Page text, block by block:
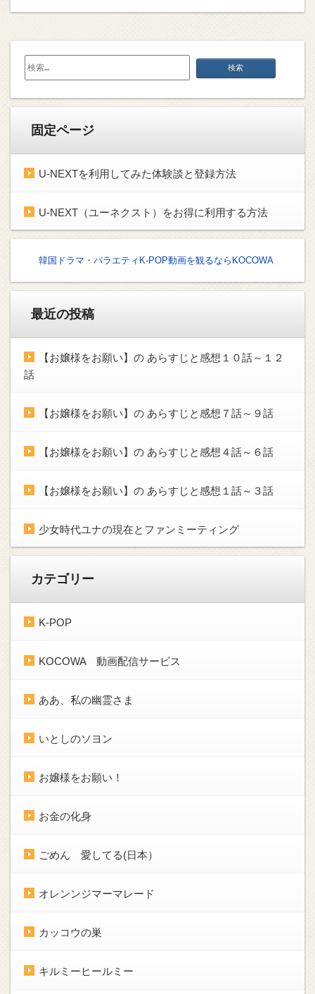
検
固定ページ
U-NEXTを利用してみた体験談と登録方法
U-NEXT（ユーネクスト）をお得に利用する方法
韓国ドラマ・バラエティK-POP動画を観るならKOCOWA
最近の投稿
【お嬢様をお願い】の あらすじと感想１０話～１２
話
【お嬢様をお願い】の あらすじと感想７話～９話
【お嬢様をお願い】の あらすじと感想４話～６話
【お嬢様をお願い】の あらすじと感想１話～３話
少女時代ユナの現在とファンミーティング
カテゴリー
K-POP
KOCOWA 動画配信サービス
ああ、私の幽霊さま
いとしのソヨン
お嬢様をお願い！
お金の化身
ごめん 愛してる(日本）
オレンンジマーマレード
カッコウの巣
キルミーヒールミー